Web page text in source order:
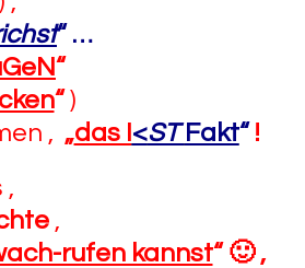
“ …
“
“ )
, „das I <STFakt“ !
,
,
rufen kannst“ 🙂 ,